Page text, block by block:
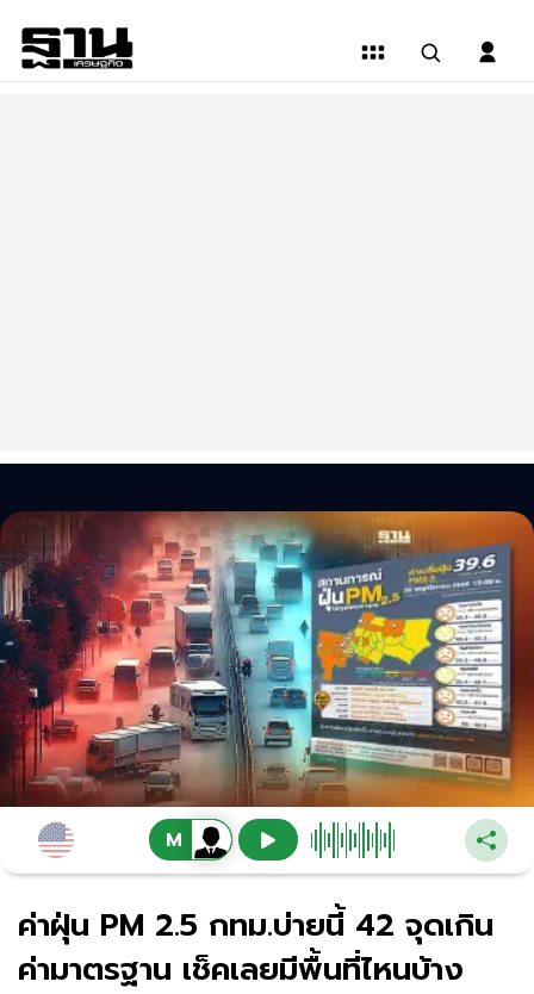
ค่าฝุ่น PM 2.5 กทม.บ่ายนี้ 42 จุดเกิน
ค่ามาตรฐาน เช็คเลยมีพื้นที่ไหนบ้าง